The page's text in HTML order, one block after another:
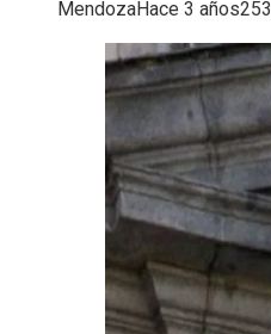
MendozaHace 3 años253